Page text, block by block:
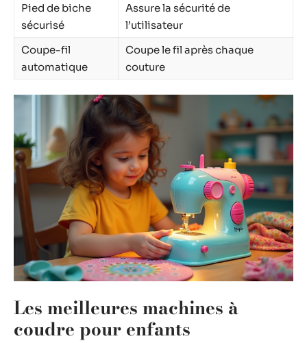
Pied de biche
sécurisé
Assure la sécurité de
l’utilisateur
Coupe-fil
automatique
Coupe le fil après chaque
couture
Les meilleures machines à
coudre pour enfants